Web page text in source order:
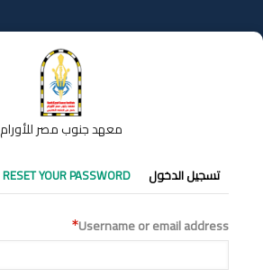
إلى
المحتوى
معهد جنوب مصر للأورام
التبويبات
الأساسية
تسجيل الدخول RESET YOUR PASSWORD
Username or email address